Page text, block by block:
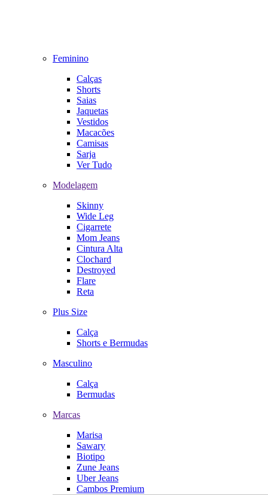
Feminino
Calças
Shorts
Saias
Jaquetas
Vestidos
Macacões
Camisas
Sarja
Ver Tudo
Modelagem
Skinny
Wide Leg
Cigarrete
Mom Jeans
Cintura Alta
Clochard
Destroyed
Flare
Reta
Plus Size
Calça
Shorts e Bermudas
Masculino
Calça
Bermudas
Marcas
Marisa
Sawary
Biotipo
Zune Jeans
Uber Jeans
Cambos Premium